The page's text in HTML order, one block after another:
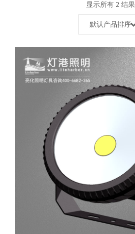
显示所有 2 结果
默认产品排序